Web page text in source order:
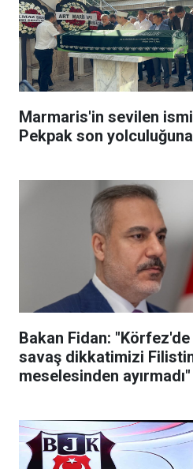
Marmaris'in sevilen
Pekpak son
Bakan Fidan:
savaş dikkatimizi
meselesinden ayırmadı"